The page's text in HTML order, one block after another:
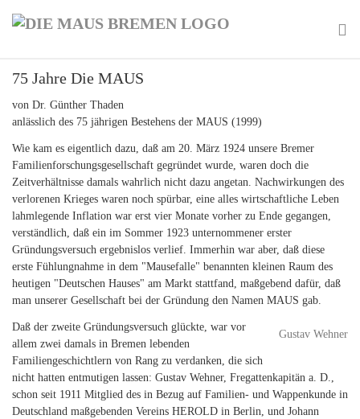
75 Jahre Die MAUS
von Dr. Günther Thaden
anlässlich des 75 jährigen Bestehens der MAUS (1999)
Wie kam es eigentlich dazu, daß am 20. März 1924 unsere Bremer
Familienforschungsgesellschaft gegründet wurde, waren doch die
Zeitverhältnisse damals wahrlich nicht dazu angetan. Nachwirkungen des
verlorenen Krieges waren noch spürbar, eine alles wirtschaftliche Leben
lahmlegende Inflation war erst vier Monate vorher zu Ende gegangen,
verständlich, daß ein im Sommer 1923 unternommener erster
Gründungsversuch ergebnislos verlief. Immerhin war aber, daß diese
erste Fühlungnahme in dem "Mausefalle" benannten kleinen Raum des
heutigen "Deutschen Hauses" am Markt stattfand, maßgebend dafür, daß
man unserer Gesellschaft bei der Gründung den Namen MAUS gab.
Gustav Wehner
Daß der zweite Gründungsversuch glückte, war vor
allem zwei damals in Bremen lebenden
Familiengeschichtlern von Rang zu verdanken, die sich
nicht hatten entmutigen lassen: Gustav Wehner, Fregattenkapitän a. D.,
schon seit 1911 Mitglied des in Bezug auf Familien- und Wappenkunde in
Deutschland maßgebenden Vereins HEROLD in Berlin, und Johann